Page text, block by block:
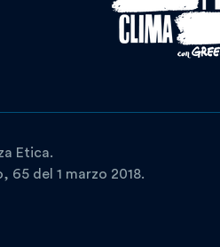
Etica.
65 del 1 marzo 2018.